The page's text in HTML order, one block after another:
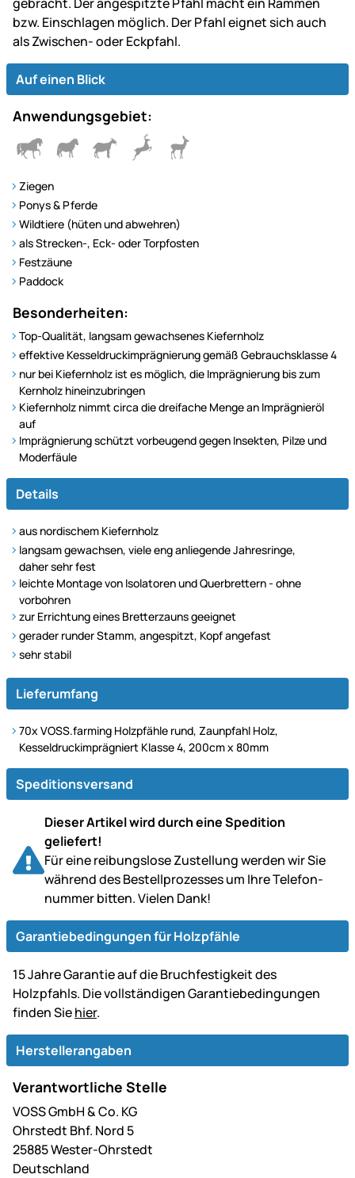
bzw. Einschlagen möglich. Der Pfahl eignet sich auch
als Zwischen- oder Eckpfahl.
Auf einen Blick
Anwendungsgebiet:
Ziegen
Ponys & Pferde
Wildtiere (hüten und abwehren)
als Strecken-, Eck- oder Torpfosten
Festzäune
Paddock
Besonderheiten:
Top-Qualität, langsam gewachsenes Kiefernholz
effektive Kesseldruckimprägnierung gemäß Gebrauchsklasse 4
nur bei Kiefernholz ist es möglich, die Imprägnierung bis zum
Kernholz hineinzubringen
Kiefernholz nimmt circa die dreifache Menge an Imprägnieröl
auf
Imprägnierung schützt vorbeugend gegen Insekten, Pilze und
Moderfäule
Details
aus nordischem Kiefernholz
langsam gewachsen, viele eng anliegende Jahresringe,
daher sehr fest
leichte Montage von Isolatoren und Querbrettern - ohne
vorbohren
zur Errichtung eines Bretterzauns geeignet
gerader runder Stamm, angespitzt, Kopf angefast
sehr stabil
Lieferumfang
70x VOSS.farming Holzpfähle rund, Zaunpfahl Holz,
Kesseldruckimprägniert Klasse 4, 200cm x 80mm
Speditionsversand
Dieser Artikel wird durch eine Spedition
geliefert!
Für eine reibungslose Zustellung werden wir Sie
während des Bestell­prozesses um Ihre Telefon­
nummer bitten. Vielen Dank!
Garantiebedingungen für Holzpfähle
15 Jahre Garantie auf die Bruchfestigkeit des
Holzpfahls. Die vollständigen Garantiebedingungen
finden Siehier.
Herstellerangaben
Verantwortliche Stelle
VOSS GmbH & Co. KG
Ohrstedt Bhf. Nord 5
25885 Wester-Ohrstedt
Deutschland